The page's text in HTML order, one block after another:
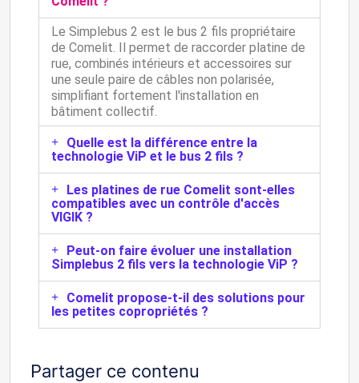
Le Simplebus 2 est le bus 2 fils propriétaire
de Comelit. Il permet de raccorder platine de
rue, combinés intérieurs et accessoires sur
une seule paire de câbles non polarisée,
simplifiant fortement l'installation en
bâtiment collectif.
Quelle est la différence entre la
technologie ViP et le bus 2 fils ?
Les platines de rue Comelit sont-elles
compatibles avec un contrôle d'accès
VIGIK ?
Peut-on faire évoluer une installation
Simplebus 2 fils vers la technologie ViP ?
Comelit propose-t-il des solutions pour
les petites copropriétés ?
Partager ce contenu